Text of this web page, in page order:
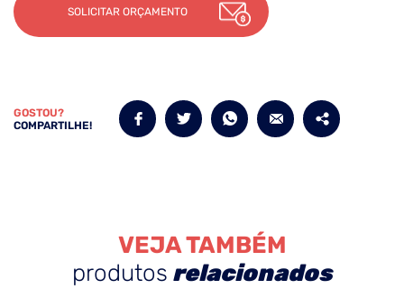
SOLICITAR ORÇAMENTO
GOSTOU?
COMPARTILHE!
VEJA TAMBÉM
produtos relacionados